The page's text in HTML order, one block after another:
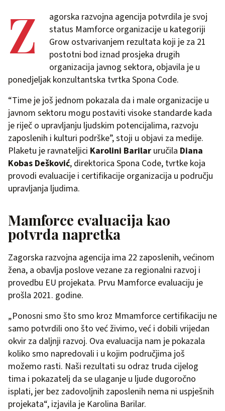
Z
agorska razvojna agencija potvrdila je svoj
status Mamforce organizacije u kategoriji
Grow ostvarivanjem rezultata koji je za 21
postotni bod iznad prosjeka drugih
organizacija javnog sektora, objavila je u
ponedjeljak konzultantska tvrtka Spona Code.
“Time je još jednom pokazala da i male organizacije u
javnom sektoru mogu postaviti visoke standarde kada
je riječ o upravljanju ljudskim potencijalima, razvoju
zaposlenih i kulturi podrške”, stoji u objavi za medije.
Plaketu je ravnateljici Karolini Barilar uručila Diana
Kobas Dešković, direktorica Spona Code, tvrtke koja
provodi evaluacije i certifikacije organizacija u području
upravljanja ljudima.
Mamforce evaluacija kao
potvrda napretka
Zagorska razvojna agencija ima 22 zaposlenih, većinom
žena, a obavlja poslove vezane za regionalni razvoj i
provedbu EU projekata. Prvu Mamforce evaluaciju je
prošla 2021. godine.
„Ponosni smo što smo kroz Mmamforce certifikaciju ne
samo potvrdili ono što već živimo, već i dobili vrijedan
okvir za daljnji razvoj. Ova evaluacija nam je pokazala
koliko smo napredovali i u kojim područjima još
možemo rasti. Naši rezultati su odraz truda cijelog
tima i pokazatelj da se ulaganje u ljude dugoročno
isplati, jer bez zadovoljnih zaposlenih nema ni uspješnih
projekata“, izjavila je Karolina Barilar.